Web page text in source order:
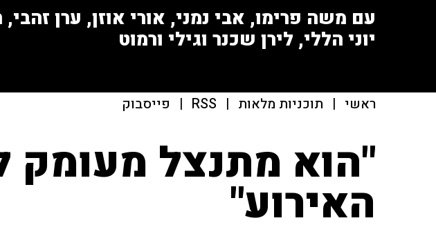
עם משה פרימו, אבי נמני, אורי אוזן, ערן זהבי,
יוני הללי, לירן שכנר וגילי ורמוט
ראשי | תוכניות מלאות |
RSS
| פייסבוק
"הוא מתנצל מעומק
האירוע"